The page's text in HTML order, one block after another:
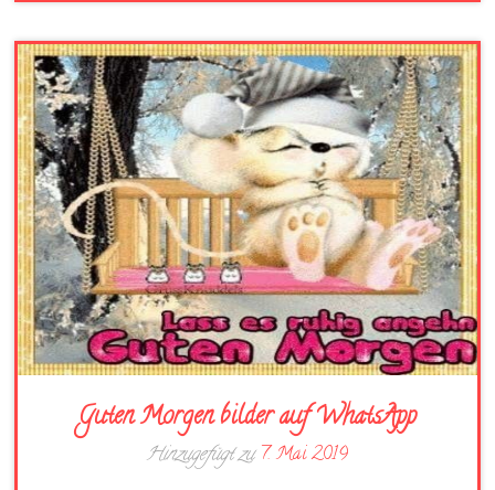
Guten Morgen bilder auf WhatsApp
Hinzugefügt zu7. Mai 2019